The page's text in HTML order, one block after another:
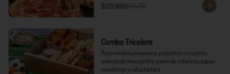
$126.900$154.718
-20% Combo Tricolore
Pizza mediana hawaiana, polpettes crocantes,
arancini de mozzarella, panini de milanesa, papas
monterojo y salsa tártara.